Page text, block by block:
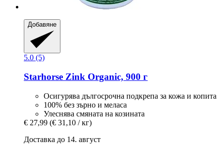
Добавяне
5.0 (5)
Starhorse Zink Organic, 900 г
Осигурява дългосрочна подкрепа за кожа и копита
100% без зърно и меласа
Улеснява смяната на козината
€ 27,99 (€ 31,10 / кг)
Доставка до 14. август